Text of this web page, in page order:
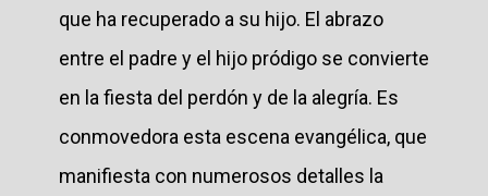
que ha recuperado a su hijo. El abrazo
entre el padre y el hijo pródigo se convierte
en la fiesta del perdón y de la alegría. Es
conmovedora esta escena evangélica, que
manifiesta con numerosos detalles la